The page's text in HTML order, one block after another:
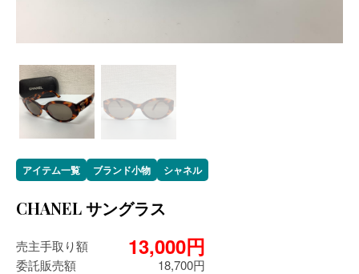
アイテム一覧 ブランド小物 シャネル
CHANEL サングラス
売主手取り額 13,000円
委託販売額 18,700円